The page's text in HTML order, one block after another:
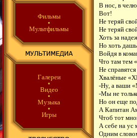
Фильмы
Мультфильмы
Галереи
Видео
Музыка
Игры
В нос, в
Вот!
Не теряй
Не теряй
Хоть за
Но хоть
Войдя в
Что там
Не
Хвалёные
-Ну, а ваши
-Мы не
Но он еще
А Капитан
Чтоб тот
А себе на ус
Одним